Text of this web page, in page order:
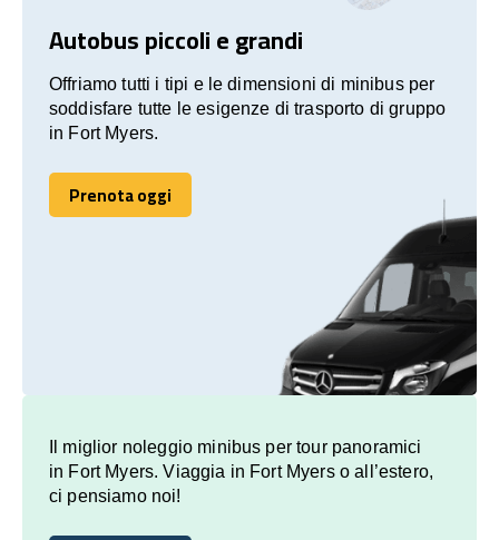
Autobus piccoli e grandi
Offriamo tutti i tipi e le dimensioni di minibus per
soddisfare tutte le esigenze di trasporto di gruppo
in Fort Myers.
Prenota oggi
Prenota oggi
Il miglior noleggio minibus per tour panoramici
in Fort Myers. Viaggia in Fort Myers o all’estero,
ci pensiamo noi!